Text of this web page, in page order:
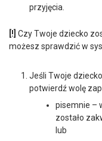
przyjęcia.
[!] Czy Twoje dziecko
możesz sprawdzić w
Jeśli Twoje
potwierdź wolę
pisemnie –
zostało
lub